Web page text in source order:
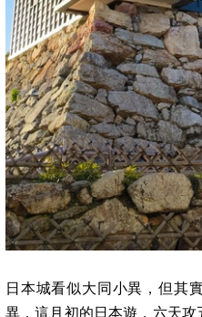
日本城看似大同小異，但其
異，這月初的日本遊，六天